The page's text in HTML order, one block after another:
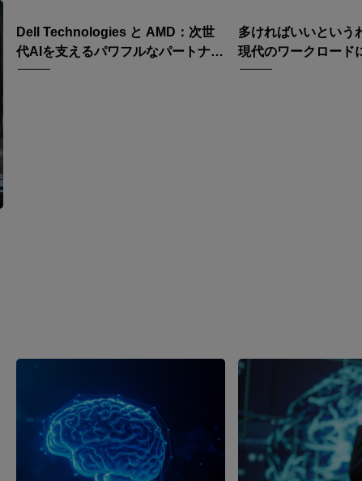
Dell Technologies と AMD：次世
代AIを支えるパワフルなパートナー
シップ
多ければいいという
現代のワークロード
選択の再考